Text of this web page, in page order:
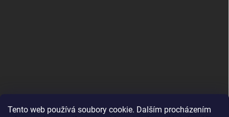
Tento web používá soubory cookie. Dalším procházením